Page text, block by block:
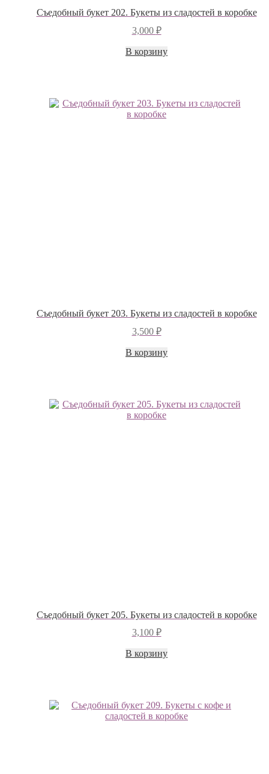
Съедобный букет 202. Букеты из сладостей в коробке
3,000 ₽
В корзину
Съедобный букет 203. Букеты из сладостей в коробке
3,500 ₽
В корзину
Съедобный букет 205. Букеты из сладостей в коробке
3,100 ₽
В корзину